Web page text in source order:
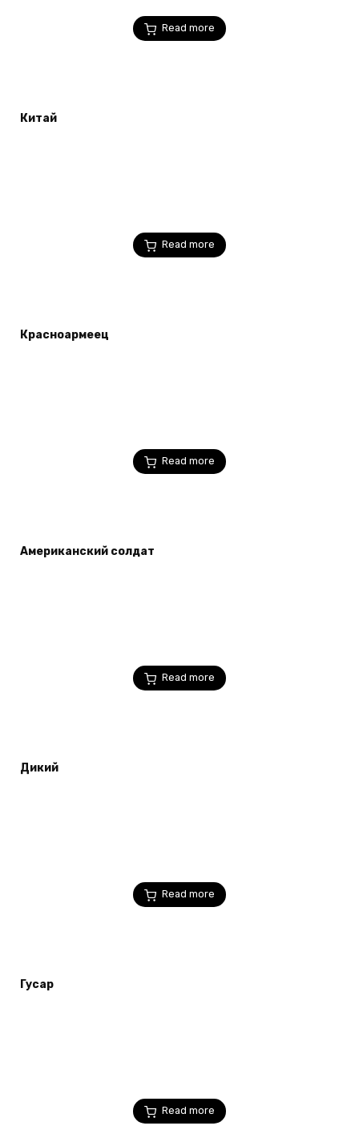
Read more
Китай
Read more
Красноармеец
Read more
Американский солдат
Read more
Дикий
Read more
Гусар
Read more